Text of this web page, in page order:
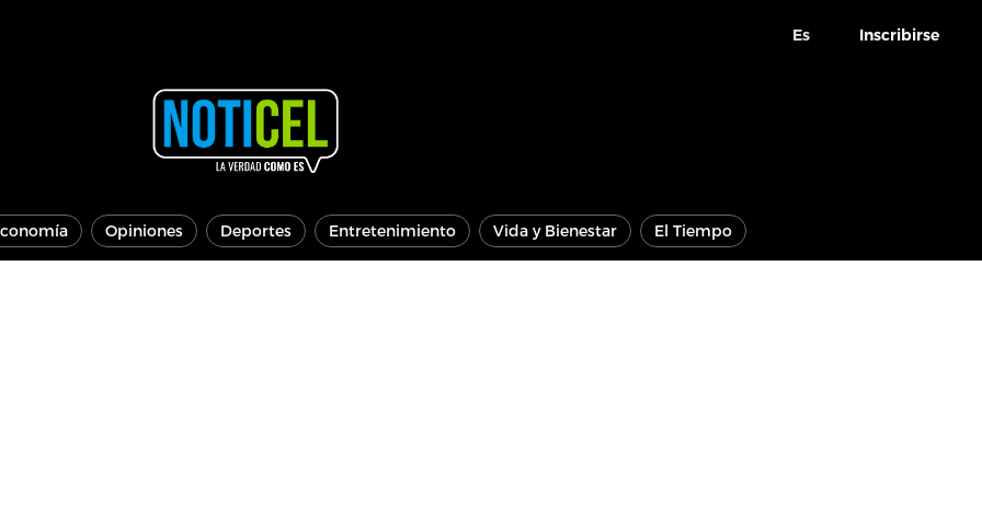
Es Inscribirse
Opiniones Deportes Entretenimiento Vida y Bienestar El Tiempo